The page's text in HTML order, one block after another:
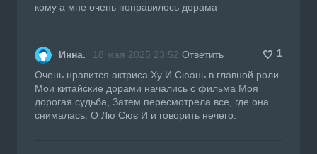
кому а мне очень понравилось дорама
Инна. 18 мая 2025 23:52 Ответить
1
Очень нравится актриса Ху И Сюань в главной роли.
Мои китайские дорами начались с фильма Моя
дорогая судьба, Затем пересмотрела все, где она
снималась. О Лю Сює И и говорить нечего.